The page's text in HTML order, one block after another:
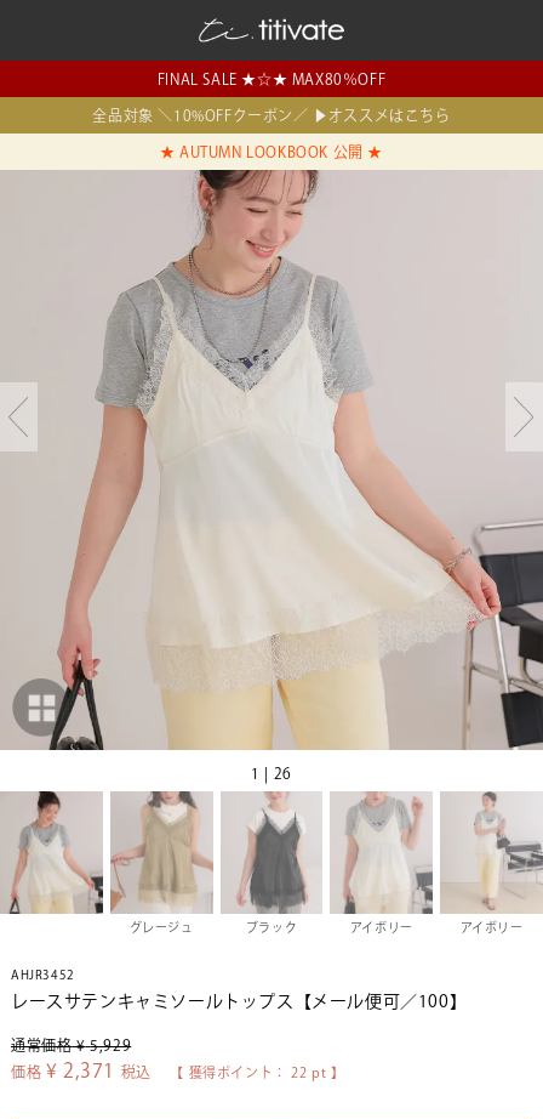
FINAL SALE ★☆★ MAX80％OFF
全品対象 ＼10%OFFクーポン／ ▶オススメはこちら
★ AUTUMN LOOKBOOK 公開 ★
1 | 26
グレージュ ブラック アイボリー アイボリー
AHJR3452
レースサテンキャミソールトップス【メール便可／100】
通常価格 ¥ 5,929
価格 ¥ 2,371 税込 【 獲得ポイント： 22 pt 】